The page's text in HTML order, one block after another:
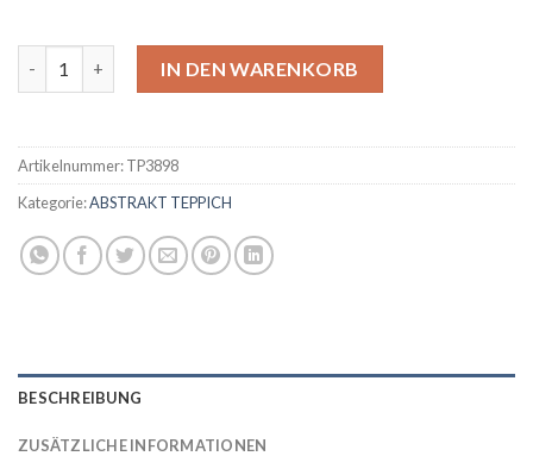
IN DEN WARENKORB
Artikelnummer:TP3898
Kategorie:ABSTRAKT TEPPICH
BESCHREIBUNG
ZUSÄTZLICHE INFORMATIONEN